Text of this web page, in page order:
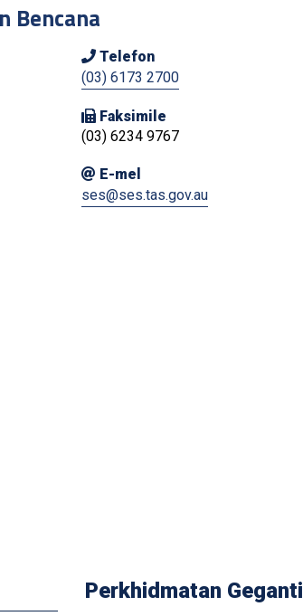
Bencana
Telefon
(03) 6173 2700
Faksimile
(03) 6234 9767
E-mel
ses@ses.tas.gov.au
Perkhidmatan Geganti